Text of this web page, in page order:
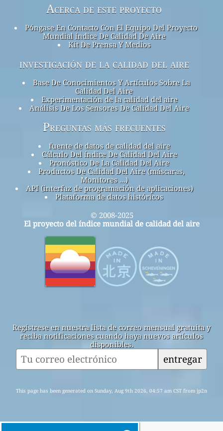
Acerca de este proyecto
Póngase En Contacto Con El Equipo Del Proyecto
Mundial índice De Calidad De Aire
Kit De Prensa Y Medios
investigación de la calidad del aire
Base De Conocimientos Y Artículos Sobre La
Calidad Del Aire
Experimentación de la calidad del aire
Análisis De Los Sensores De Calidad Del Aire
Preguntas más frecuentes
fuente de datos de calidad del aire
Cálculo Del índice De Calidad Del Aire
Pronóstico De La Calidad Del Aire
Productos De Calidad Del Aire (máscaras,
Monitores ...)
API (interfaz de programación de aplicaciones)
Plataforma de datos históricos
© 2008-2025
El proyecto del índice mundial de calidad del aire
Regístrese en nuestra lista de correo mensual gratuita y
reciba notificaciones cuando haya nuevos artículos
disponibles.
entregar
This page has been generated on Sunday, Aug 9th 2026, 04:57 am CST from jp2n